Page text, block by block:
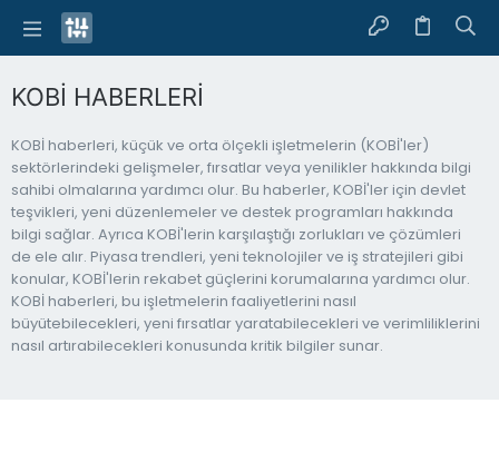
KOBİ HABERLERİ
KOBİ haberleri, küçük ve orta ölçekli işletmelerin (KOBİ'ler)
sektörlerindeki gelişmeler, fırsatlar veya yenilikler hakkında bilgi
sahibi olmalarına yardımcı olur. Bu haberler, KOBİ'ler için devlet
teşvikleri, yeni düzenlemeler ve destek programları hakkında
bilgi sağlar. Ayrıca KOBİ'lerin karşılaştığı zorlukları ve çözümleri
de ele alır. Piyasa trendleri, yeni teknolojiler ve iş stratejileri gibi
konular, KOBİ'lerin rekabet güçlerini korumalarına yardımcı olur.
KOBİ haberleri, bu işletmelerin faaliyetlerini nasıl
büyütebilecekleri, yeni fırsatlar yaratabilecekleri ve verimliliklerini
nasıl artırabilecekleri konusunda kritik bilgiler sunar.